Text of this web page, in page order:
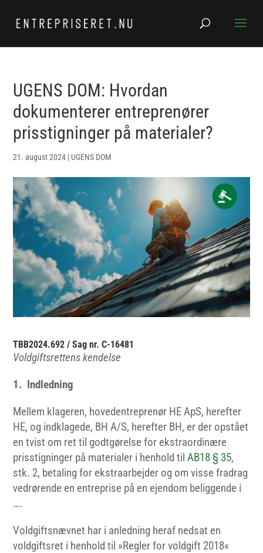
UGENS DOM: Hvordan
dokumenterer entreprenører
prisstigninger på materialer?
21. august 2024 | UGENS DOM
TBB2024.692 / Sag nr. C-16481
Voldgiftsrettens kendelse
1. Indledning
Mellem klageren, hovedentreprenør HE ApS, herefter
HE, og indklagede, BH A/S, herefter BH, er der opstået
en tvist om ret til godtgørelse for ekstraordinære
prisstigninger på materialer i henhold tilAB18 § 35,
stk. 2, betaling for ekstraarbejder og om visse fradrag
vedrørende en entreprise på en ejendom beliggende i
….
Voldgiftsnævnet har i anledning heraf nedsat en
voldgiftsret i henhold til »Regler for voldgift 2018«